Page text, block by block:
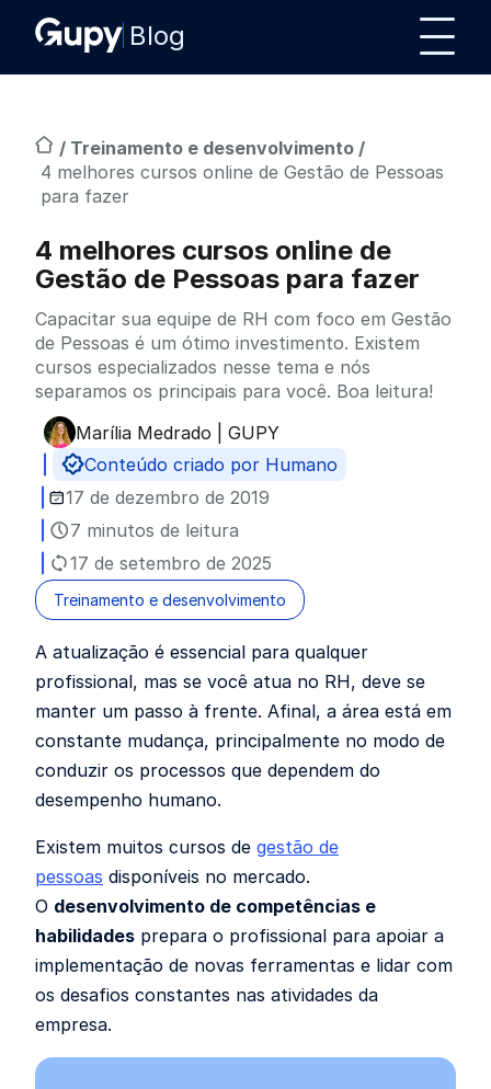
Blog
/ Treinamento e desenvolvimento /
4 melhores cursos online de Gestão de Pessoas
para fazer
4 melhores cursos online de
Gestão de Pessoas para fazer
Capacitar sua equipe de RH com foco em Gestão
de Pessoas é um ótimo investimento. Existem
cursos especializados nesse tema e nós
separamos os principais para você. Boa leitura!
Publicado por
Marília Medrado | GUPY
Conteúdo criado por Humano
17 de dezembro de 2019
7 minutos de leitura
17 de setembro de 2025
Treinamento e desenvolvimento
A atualização é essencial para qualquer
profissional, mas se você atua no RH, deve se
manter um passo à frente. Afinal, a área está em
constante mudança, principalmente no modo de
conduzir os processos que dependem do
desempenho humano.
Existem muitos cursos de gestão de
pessoas disponíveis no mercado.
O desenvolvimento de competências e
habilidades prepara o profissional para apoiar a
implementação de novas ferramentas e lidar com
os desafios constantes nas atividades da
empresa.